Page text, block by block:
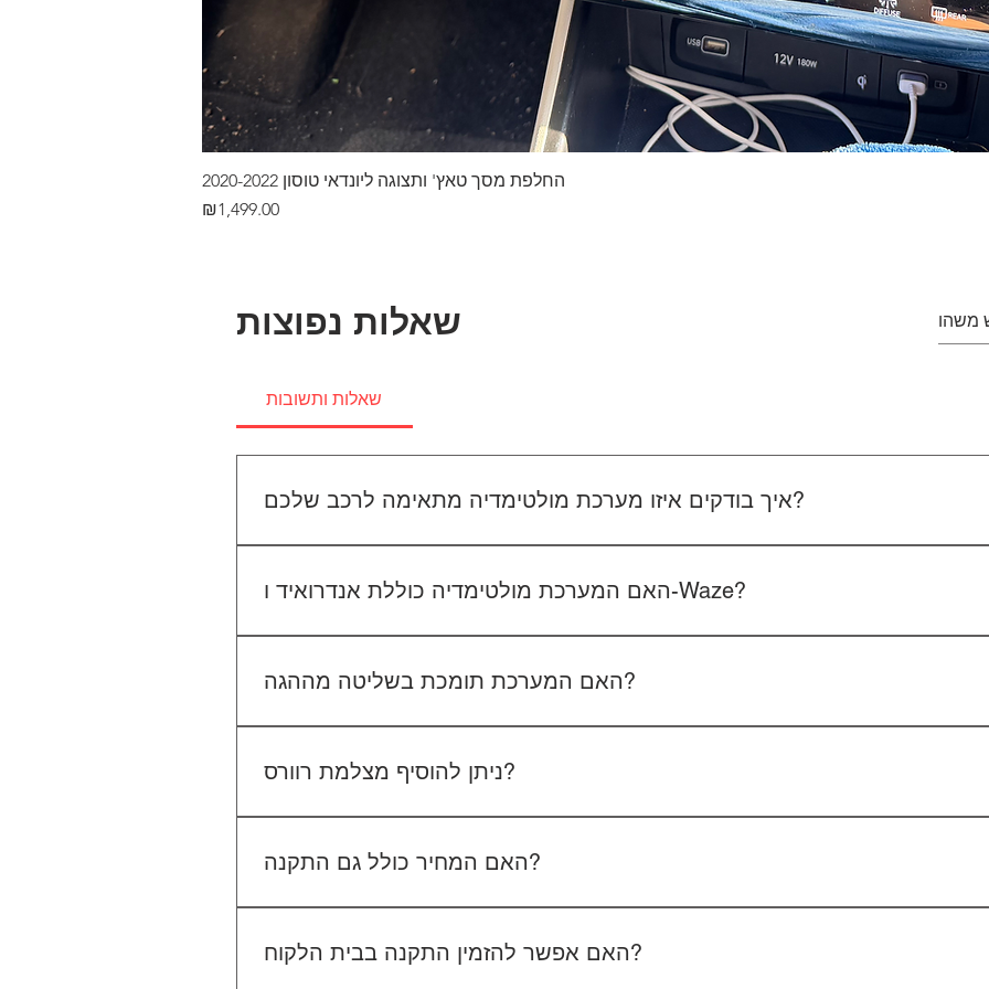
החלפת מסך טאץ' ותצוגה ליונדאי טוסון 2020-2022
Price
₪1,499.00
שאלות נפוצות
שאלות ותשובות
איך בודקים איזו מערכת מולטימדיה מתאימה לרכב שלכם?
מתאים לכם.
האם המערכת מולטימדיה כוללת אנדרואיד ו-Waze?
האם המערכת תומכת בשליטה מההגה?
אלינו לפני ההתקנה.
ניתן להוסיף מצלמת רוורס?
האם המחיר כולל גם התקנה?
האם אפשר להזמין התקנה בבית הלקוח?